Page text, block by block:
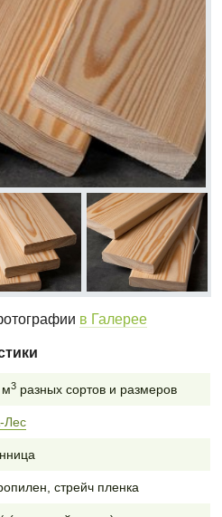
в Галерее
м3разных сортов и размеров
стрейч пленка